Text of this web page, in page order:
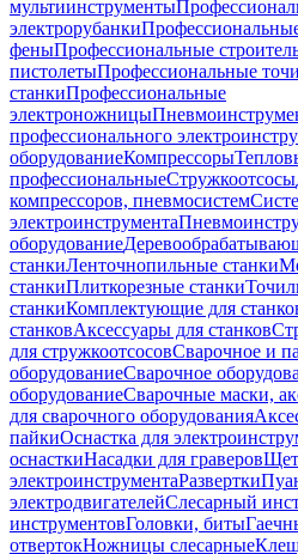
мультиинструменты
электрорубанки
феныПрофессиональные
пистолетыПрофессиональные
станкиПрофессиональные
электроножницы
профессионального
оборудованиеКомпрессоры
профессиональныеСтружкоотсосы
компрессоров, пневмосистем
электроинструмента
оборудование
станкиЛенточнопильные станки
станкиПлиткорезные станки
станкиКомплектующие для
станковАксессуары для станков
для стружкоотсосовСварочное и
оборудованиеСварочное
оборудованиеСварочные маски,
для сварочного оборудования
пайкиОснастка для
оснасткиНасадки для граверов
электроинструментаРазвертки
электродвигателейСлесарный
инструментовГоловки, биты
отвертокНожницы слесарные